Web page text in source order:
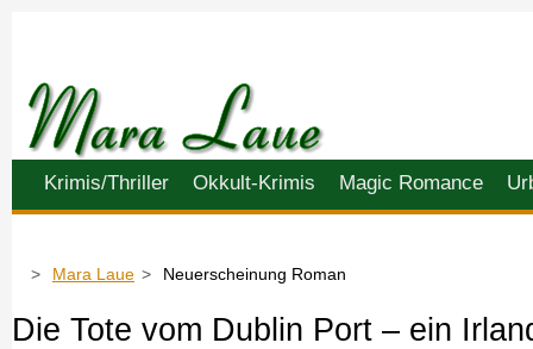
Navigation
überspringen
Krimis/Thriller Okkult-Krimis Magic Romance
Mara Laue Neuerscheinung Roman
Die Tote vom Dublin Port – ein